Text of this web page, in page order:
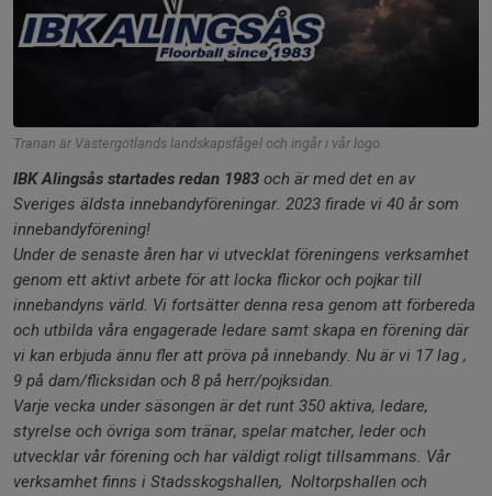
Tranan är Västergötlands landskapsfågel och ingår i vår logo.
IBK Alingsås startades redan 1983 och är med det en av
Sveriges äldsta innebandyföreningar. 2023 firade vi 40 år som
innebandyförening!
Under de senaste åren har vi utvecklat föreningens verksamhet
genom ett aktivt arbete för att locka flickor och pojkar till
innebandyns värld. Vi fortsätter denna resa genom att förbereda
och utbilda våra engagerade ledare samt skapa en förening där
vi kan erbjuda ännu fler att pröva på innebandy. Nu är vi 17 lag ,
9 på dam/flicksidan och 8 på herr/pojksidan.
Varje vecka under säsongen är det runt 350 aktiva, ledare,
styrelse och övriga som tränar, spelar matcher, leder och
utvecklar vår förening och har väldigt roligt tillsammans. Vår
verksamhet finns i Stadsskogshallen, Noltorpshallen och